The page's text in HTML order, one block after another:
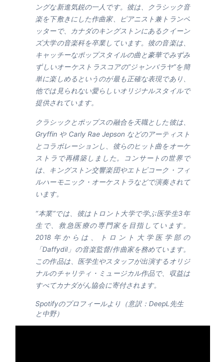
ングな新進気鋭の一人です。彼は、クラシック音
楽を下敷きにした作曲家、ピアニスト兼トランペ
ッターで、カナダのキングストンにあるクイーン
ズ大学の音楽科を卒業しています。彼の音楽は、
キャッチーなポップスタイルの曲と豪華でみずみ
ずしいオーケストラスコアの”ジャンバラヤ”を簡
単に楽しめるというのが最も正確な表現であり、
他では見られない愛らしいオリジナルスタイルで
提供されています。
クラシックとポップスの融合を天職とした彼は、
Gryffin や Carly Rae Jepson などのアーティスト
とコラボレーションし、彼らのヒット曲をオーケ
ストラで再構築しました。コンサートの世界で
は、キングストン交響楽団やエトビコーク・フィ
ルハーモニック・オーケストラなどで演奏されて
います。
“本業”では、彼はトロント大学で学ぶ医学生3年
生で、救急医療の専門家を目指しています。
2018年からは、トロント大学医学部の
「Daffydil」の音楽監督/作曲家を務めています。
この作品は、医学生やスタッフが出演するオリジ
ナルのチャリティ・ミュージカル作品で、収益は
すべてカナダがん協会に寄付されます。
Spotifyのプロフィールより（意訳：DeepL先生
と中野）